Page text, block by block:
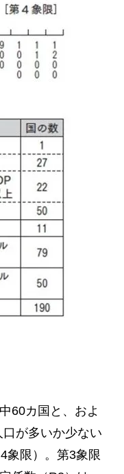
60カ国と、およ
が多いか少ない
象限）。第3象限